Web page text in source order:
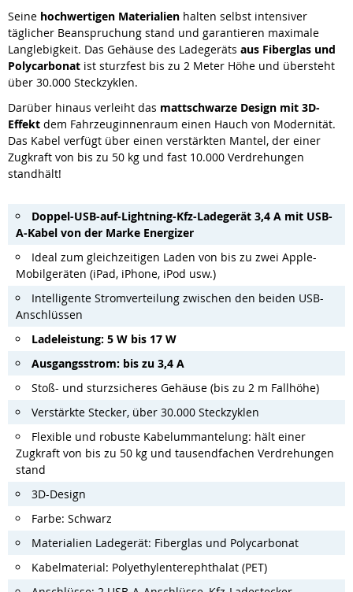
Seine hochwertigen Materialien halten selbst intensiver
täglicher Beanspruchung stand und garantieren maximale
Langlebigkeit. Das Gehäuse des Ladegeräts aus Fiberglas und
Polycarbonat ist sturzfest bis zu 2 Meter Höhe und übersteht
über 30.000 Steckzyklen.
Darüber hinaus verleiht das mattschwarze Design mit 3D-
Effekt dem Fahrzeuginnenraum einen Hauch von Modernität.
Das Kabel verfügt über einen verstärkten Mantel, der einer
Zugkraft von bis zu 50 kg und fast 10.000 Verdrehungen
standhält!
Doppel-USB-auf-Lightning-Kfz-Ladegerät 3,4 A mit USB-
A-Kabel von der Marke Energizer
Ideal zum gleichzeitigen Laden von bis zu zwei Apple-
Mobilgeräten (iPad, iPhone, iPod usw.)
Intelligente Stromverteilung zwischen den beiden USB-
Anschlüssen
Ladeleistung: 5 W bis 17 W
Ausgangsstrom: bis zu 3,4 A
Stoß- und sturzsicheres Gehäuse (bis zu 2 m Fallhöhe)
Verstärkte Stecker, über 30.000 Steckzyklen
Flexible und robuste Kabelummantelung: hält einer
Zugkraft von bis zu 50 kg und tausendfachen Verdrehungen
stand
3D-Design
Farbe: Schwarz
Materialien Ladegerät: Fiberglas und Polycarbonat
Kabelmaterial: Polyethylenterephthalat (PET)